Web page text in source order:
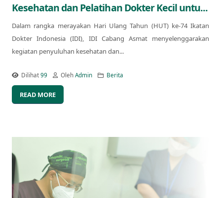
Kesehatan dan Pelatihan Dokter Kecil untu...
Dalam rangka merayakan Hari Ulang Tahun (HUT) ke-74 Ikatan
Dokter Indonesia (IDI), IDI Cabang Asmat menyelenggarakan
kegiatan penyuluhan kesehatan dan...
Dilihat99 OlehAdmin Berita
READ MORE